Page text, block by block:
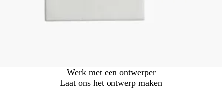
Werk met een ontwerper
Laat ons het ontwerp maken